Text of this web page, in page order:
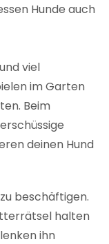
Hunde auch
viel
im Garten
Beim
deinen Hund
beschäftigen.
halten
ihn